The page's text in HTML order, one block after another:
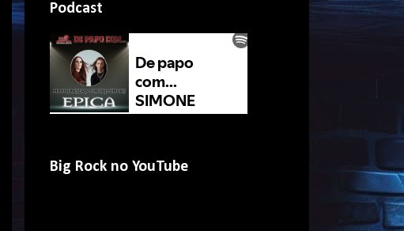
Podcast
Big Rock no YouTube